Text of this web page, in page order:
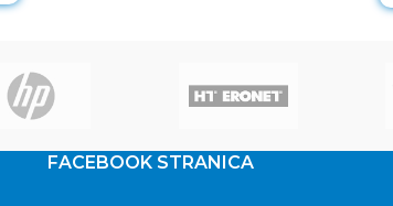
FACEBOOK STRANICA